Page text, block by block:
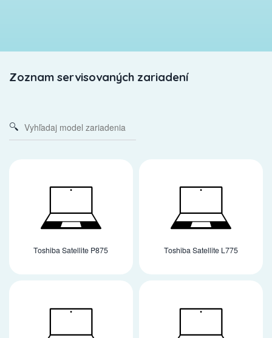
Zoznam servisovaných zariadení
Toshiba Satellite P875 Toshiba Satellite L775